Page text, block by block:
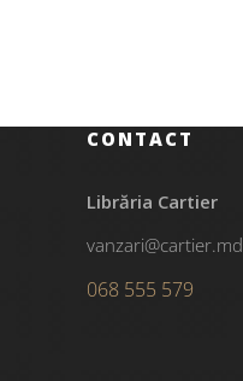
CONTACT
Librăria Cartier
vanzari@cartier.md
068 555 579